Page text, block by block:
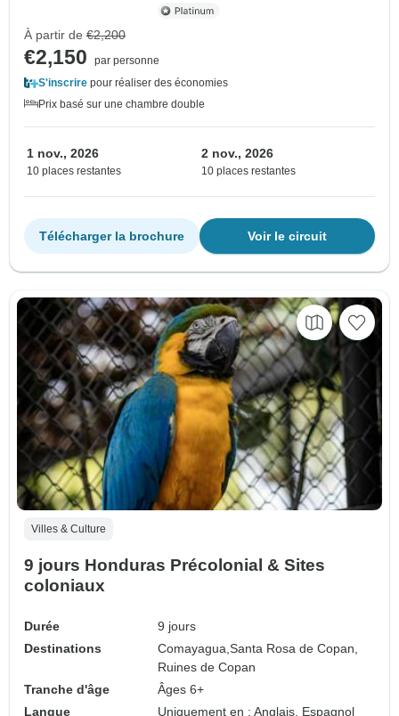
À partir de €2,200
€2,150
par personne
S'inscrire pour réaliser des économies
Prix basé sur une chambre double
1 nov., 2026
10 places restantes
2 nov., 2026
10 places restantes
Voir le circuit
Télécharger la brochure
Villes & Culture
9 jours Honduras Précolonial & Sites
coloniaux
Durée
9 jours
Destinations
Comayagua,Santa Rosa de Copan,
Ruines de Copan
Tranche d'âge
Âges 6+
Langue
Uniquement en : Anglais, Espagnol